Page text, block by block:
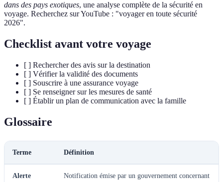
dans des pays exotiques, une analyse complète de la sécurité en
voyage. Recherchez sur YouTube : "voyager en toute sécurité
2026".
Checklist avant votre voyage
[ ] Rechercher des avis sur la destination
[ ] Vérifier la validité des documents
[ ] Souscrire à une assurance voyage
[ ] Se renseigner sur les mesures de santé
[ ] Établir un plan de communication avec la famille
Glossaire
Terme Définition
Alerte
Notification émise par un gouvernement concernant